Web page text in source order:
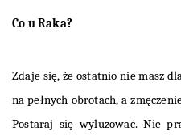
Co u Raka?
Zdaje się, że ostatnio nie masz
na pełnych obrotach, a
Postaraj się wyluzować. Nie